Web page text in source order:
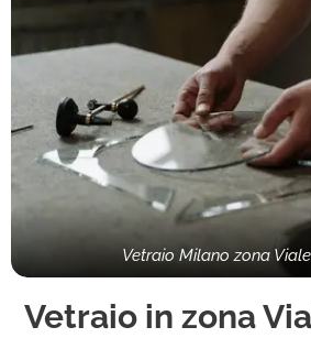
Vetraio Milano zona
Vetraio in zona